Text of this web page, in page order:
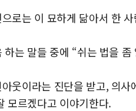
로는 이 묘하게 닮아서 한
하는 말들 중에 “쉬는 법을
웃이라는 진단을 받고, 의
모르겠다고 이야기한다.